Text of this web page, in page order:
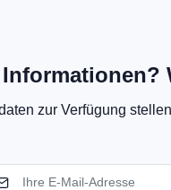
zur Verfügung